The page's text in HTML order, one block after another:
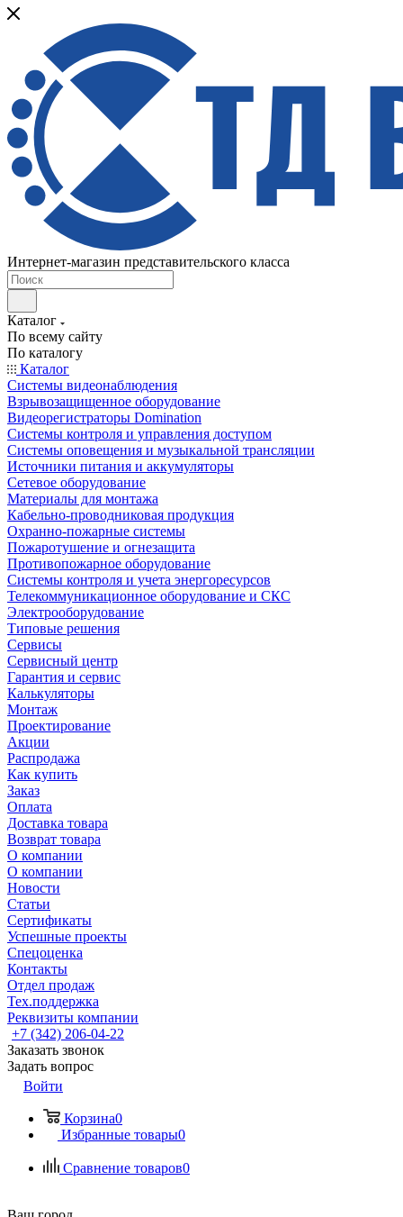
Интернет-магазин представительского класса
Каталог
По всему сайту
По каталогу
Каталог
Системы видеонаблюдения
Взрывозащищенное оборудование
Видеорегистраторы Domination
Системы контроля и управления доступом
Системы оповещения и музыкальной трансляции
Источники питания и аккумуляторы
Сетевое оборудование
Материалы для монтажа
Кабельно-проводниковая продукция
Охранно-пожарные системы
Пожаротушение и огнезащита
Противопожарное оборудование
Системы контроля и учета энергоресурсов
Телекоммуникационное оборудование и СКС
Электрооборудование
Типовые решения
Сервисы
Сервисный центр
Гарантия и сервис
Калькуляторы
Монтаж
Проектирование
Акции
Распродажа
Как купить
Заказ
Оплата
Доставка товара
Возврат товара
О компании
О компании
Новости
Статьи
Сертификаты
Успешные проекты
Спецоценка
Контакты
Отдел продаж
Тех.поддержка
Реквизиты компании
+7 (342) 206-04-22
Заказать звонок
Задать вопрос
Войти
Корзина0
Избранные товары0
Сравнение товаров0